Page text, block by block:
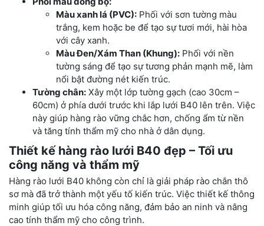
Màu xanh lá (PVC): Phối với sơn tường màu
trắng, kem hoặc be để tạo sự tươi mới, hài hòa
với cây xanh.
Màu Đen/Xám Than (Khung): Phối với nền
tường sáng để tạo sự tương phản mạnh mẽ, làm
nổi bật đường nét kiến trúc.
Tường chân: Xây một lớp tường gạch (cao 30cm –
60cm) ở phía dưới trước khi lắp lưới B40 lên trên. Việc
này giúp hàng rào vững chắc hơn, chống ẩm từ nền
và tăng tính thẩm mỹ cho nhà ở dân dụng.
Thiết kế hàng rào lưới B40 đẹp – Tối ưu
công năng và thẩm mỹ
Hàng rào lưới B40 không còn chỉ là giải pháp rào chắn thô
sơ mà đã trở thành một yếu tố kiến trúc. Việc thiết kế thông
minh giúp tối ưu hóa công năng, đảm bảo an ninh và nâng
cao tính thẩm mỹ cho công trình.